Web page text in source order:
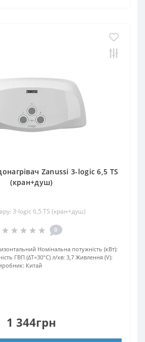
Zanussi 3-logic 6,5 TS
(кран+душ)
3-logic 6,5 TS (кран+душ)
0
Номінальна потужність (кВт):
ГВП (ΔT=30°C) л/хв: 3,7 Живлення (V):
Китай
1 344грн